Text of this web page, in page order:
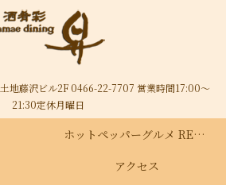
地藤沢ビル2F 0466-22-7707 営業時間17:00～
21:30定休月曜日
ホットペッパーグルメ RECRUIT
アクセス